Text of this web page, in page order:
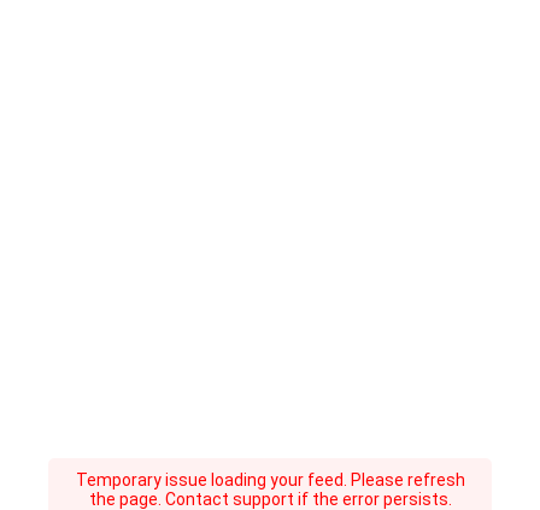
Temporary issue loading your feed. Please refresh
the page. Contact support if the error persists.